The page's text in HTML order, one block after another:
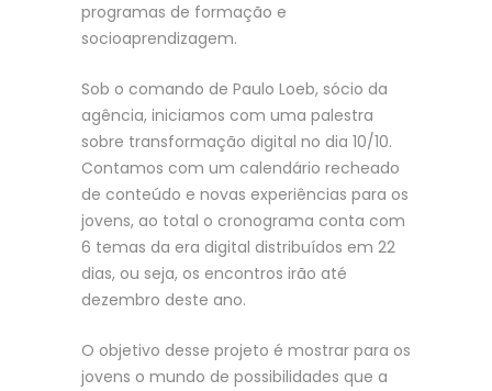
programas de formação e
socioaprendizagem.
Sob o comando de Paulo Loeb, sócio da
agência, iniciamos com uma palestra
sobre transformação digital no dia 10/10.
Contamos com um calendário recheado
de conteúdo e novas experiências para os
jovens, ao total o cronograma conta com
6 temas da era digital distribuídos em 22
dias, ou seja, os encontros irão até
dezembro deste ano.
O objetivo desse projeto é mostrar para os
jovens o mundo de possibilidades que a